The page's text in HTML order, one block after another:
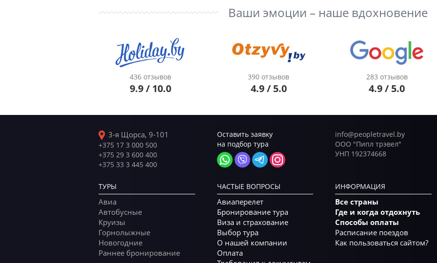
Ваши эмоции – наше вдохновение
436 отзывов
9.9 / 10.0
390 отзывов
4.9 / 5.0
283 отзывов
4.9 / 5.0
3-я Щорса, 9-101
+375 17 3 000 500
+375 29 3 600 400
+375 33 3 445 400
Оставить заявку
на подбор тура
info@peopletravel.by
ООО "Пипл трэвел"
УНП 192374668
ТУРЫ
Авиа
Автобусные
Круизы
Горнолыжные
Новогодние
Раннее бронирование
ЧАСТЫЕ ВОПРОСЫ
Авиаперелет
Бронирование тура
Виза и страхование
Выбор тура
О нашей компании
Оплата
ИНФОРМАЦИЯ
Все страны
Где и когда отдохнуть
Способы оплаты
Расписание поездов
Как пользоваться сайтом?